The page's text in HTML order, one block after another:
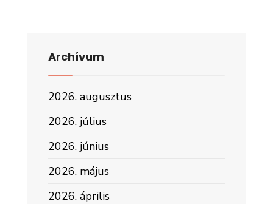
Archívum
2026. augusztus
2026. július
2026. június
2026. május
2026. április